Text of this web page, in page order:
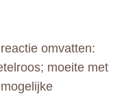
omvatten:
moeite met